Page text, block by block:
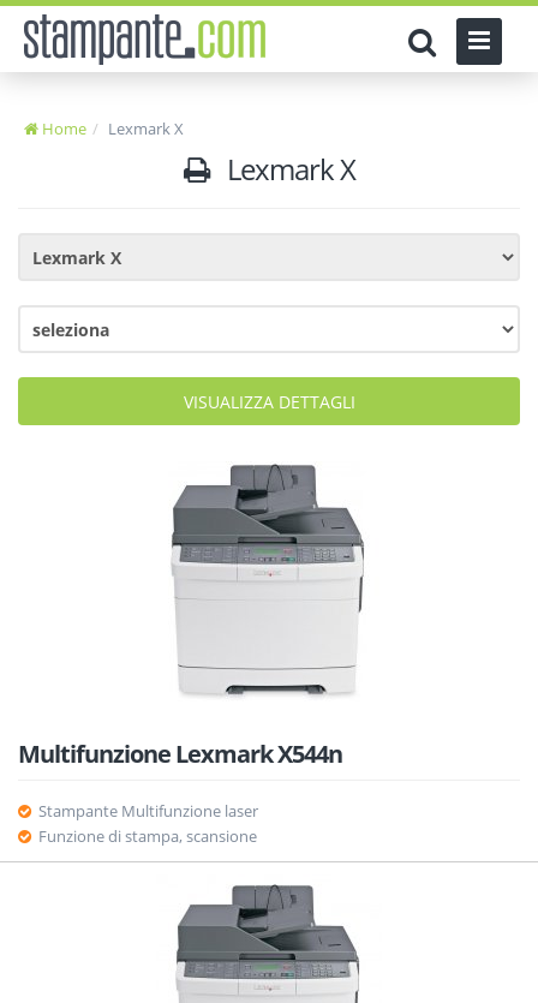
Home Lexmark X
Lexmark X
VISUALIZZA DETTAGLI
Multifunzione Lexmark X544n
Stampante Multifunzione laser
Funzione di stampa, scansione